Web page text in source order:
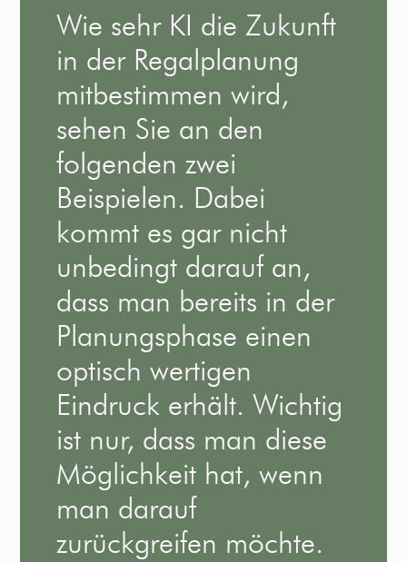
Wie sehr KI die Zukunft
in der Regalplanung
mitbestimmen wird,
sehen Sie an den
folgenden zwei
Beispielen. Dabei
kommt es gar nicht
unbedingt darauf an,
dass man bereits in der
Planungsphase einen
optisch wertigen
Eindruck erhält. Wichtig
ist nur, dass man diese
Möglichkeit hat, wenn
man darauf
zurückgreifen möchte.